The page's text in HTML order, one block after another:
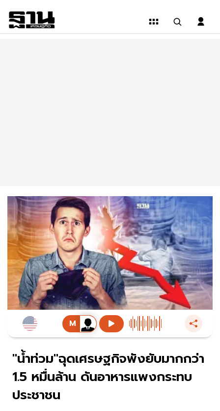
"น้ำท่วม"ฉุดเศรษฐกิจพังยับมากกว่า
1.5 หมื่นล้าน ดันอาหารแพงกระทบ
ประชาชน